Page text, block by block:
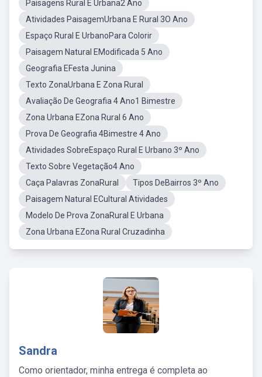
Paisagens Rural E Urbana2 Ano
Atividades PaisagemUrbana E Rural 3O Ano
Espaço Rural E UrbanoPara Colorir
Paisagem Natural EModificada 5 Ano
Geografia EFesta Junina
Texto ZonaUrbana E Zona Rural
Avaliação De Geografia 4 Ano1 Bimestre
Zona Urbana EZona Rural 6 Ano
Prova De Geografia 4Bimestre 4 Ano
Atividades SobreEspaço Rural E Urbano 3º Ano
Texto Sobre Vegetação4 Ano
Caça Palavras ZonaRural
Tipos DeBairros 3º Ano
Paisagem Natural ECultural Atividades
Modelo De Prova ZonaRural E Urbana
Zona Urbana EZona Rural Cruzadinha
Sandra
Como orientador, minha entrega é completa ao